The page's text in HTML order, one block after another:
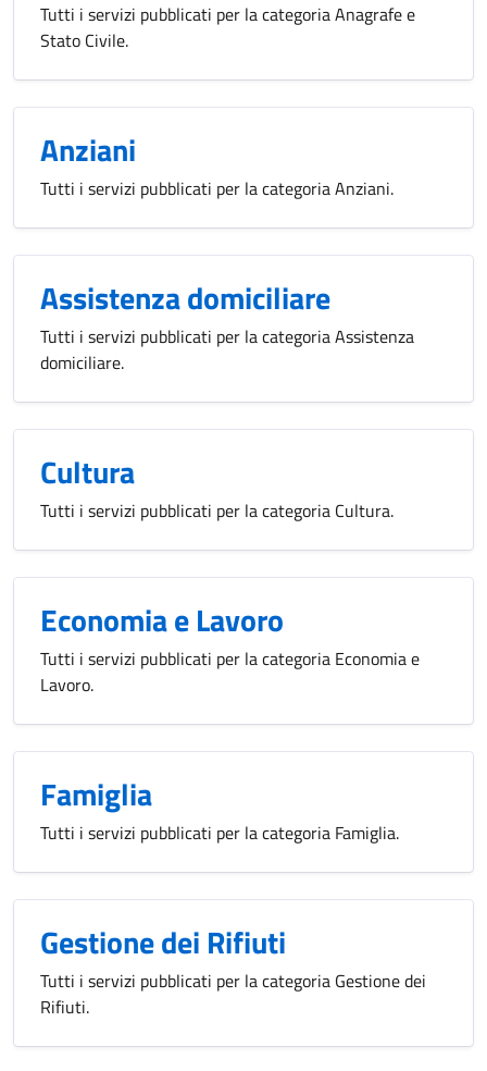
Tutti i servizi pubblicati per la categoria Anagrafe e
Stato Civile.
Anziani
Tutti i servizi pubblicati per la categoria Anziani.
Assistenza domiciliare
Tutti i servizi pubblicati per la categoria Assistenza
domiciliare.
Cultura
Tutti i servizi pubblicati per la categoria Cultura.
Economia e Lavoro
Tutti i servizi pubblicati per la categoria Economia e
Lavoro.
Famiglia
Tutti i servizi pubblicati per la categoria Famiglia.
Gestione dei Rifiuti
Tutti i servizi pubblicati per la categoria Gestione dei
Rifiuti.